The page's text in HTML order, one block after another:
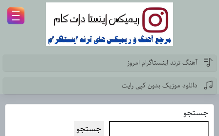
آهنگ ترند اینستاگرام امروز
دانلود موزیک بدون کپی رایت
جستجو
جستجو